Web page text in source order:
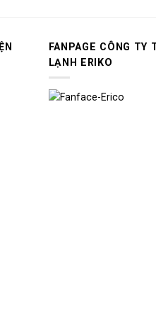
FANPAGE CÔNG TY
LẠNH ERIKO